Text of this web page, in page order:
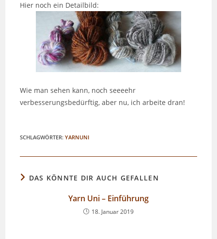
Hier noch ein Detailbild:
Wie man sehen kann, noch seeeehr
verbesserungsbedürftig, aber nu, ich arbeite dran!
SCHLAGWÖRTER:YARNUNI
DAS KÖNNTE DIR AUCH GEFALLEN
Yarn Uni – Einführung
18. Januar 2019